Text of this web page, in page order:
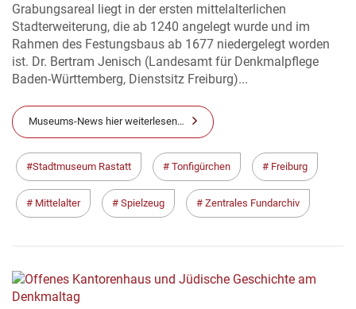
Grabungsareal liegt in der ersten mittelalterlichen
Stadterweiterung, die ab 1240 angelegt wurde und im
Rahmen des Festungsbaus ab 1677 niedergelegt worden
ist. Dr. Bertram Jenisch (Landesamt für Denkmalpflege
Baden-Württemberg, Dienstsitz Freiburg)...
Museums-News hier weiterlesen…
Stadtmuseum Rastatt Tonfigürchen Freiburg
Mittelalter Spielzeug Zentrales Fundarchiv